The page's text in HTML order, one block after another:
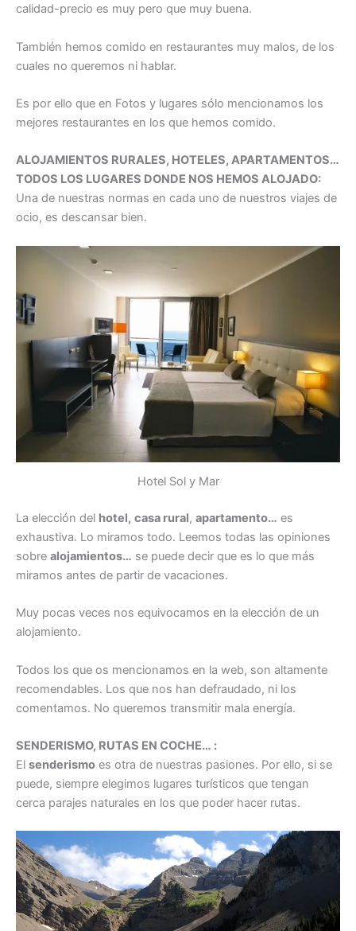
calidad-precio es muy pero que muy buena.
También hemos comido en restaurantes muy malos, de los
cuales no queremos ni hablar.
Es por ello que en Fotos y lugares sólo mencionamos los
mejores restaurantes en los que hemos comido.
ALOJAMIENTOS RURALES, HOTELES, APARTAMENTOS…
TODOS LOS LUGARES DONDE NOS HEMOS ALOJADO:
Una de nuestras normas en cada uno de nuestros viajes de
ocio, es descansar bien.
Hotel Sol y Mar
La elección del hotel, casa rural, apartamento… es
exhaustiva. Lo miramos todo. Leemos todas las opiniones
sobre alojamientos… se puede decir que es lo que más
miramos antes de partir de vacaciones.
Muy pocas veces nos equivocamos en la elección de un
alojamiento.
Todos los que os mencionamos en la web, son altamente
recomendables. Los que nos han defraudado, ni los
comentamos. No queremos transmitir mala energía.
SENDERISMO, RUTAS EN COCHE… :
El senderismo es otra de nuestras pasiones. Por ello, si se
puede, siempre elegimos lugares turísticos que tengan
cerca parajes naturales en los que poder hacer rutas.